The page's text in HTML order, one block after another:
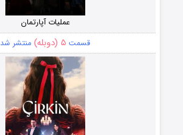
عملیات آپارتمان
قسمت ۵ (دوبله) منتشر شد